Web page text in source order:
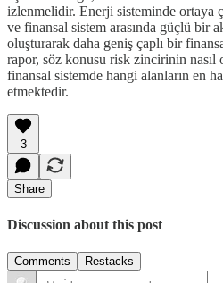
izlenmelidir. Enerji sisteminde ortaya
ve finansal sistem arasında güçlü bir
oluşturarak daha geniş çaplı bir
rapor, söz konusu risk zincirinin nasıl
finansal sistemde hangi alanların en
etmektedir.
3
Share
Discussion about this post
Comments Restacks